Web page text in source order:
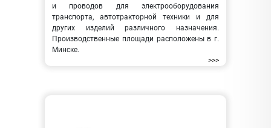
и проводов для электрооборудования
транспорта, автотракторной техники и для
других изделий различного назначения.
Производственные площади расположены в г.
Минске.
>>>